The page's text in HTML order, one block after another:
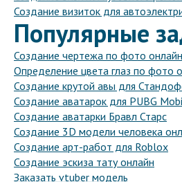
Создание визиток для
Популярные
Создание чертежа по фото онлайн
Определение цвета глаз по фото
Создание крутой авы для
Создание аватарок для PUBG Mobi
Создание аватарки Бравл Старс
Создание 3D модели человека
Создание арт-работ для Roblox
Создание эскиза тату онлайн
Заказать vtuber модель